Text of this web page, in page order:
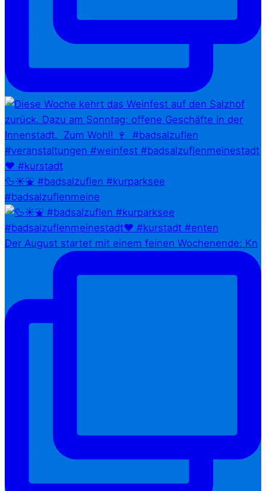
🦆☀️⛲ #badsalzuflen #kurparksee
#badsalzuflenmeine
Der August startet mit einem feinen Wochenende: Kn